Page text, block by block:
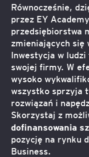
Równocześnie,
przez EY
przedsiębiorstwa
zmieniających się
Inwestycja w ludzi
swojej firmy. W
wysoko
wszystko sprzyja
rozwiązań i
Skorzystaj z
dofinansowania
pozycję na rynku
Business.